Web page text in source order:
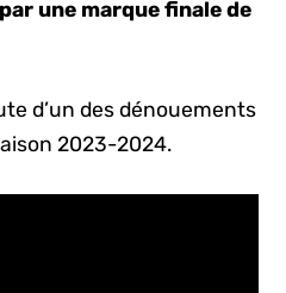
une marque finale de
d’un des dénouements
2023-2024.